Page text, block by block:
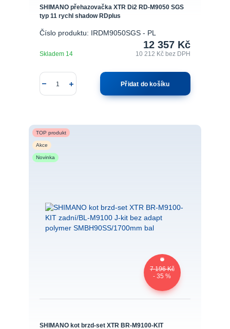
SHIMANO přehazovačka XTR Di2 RD-M9050 SGS
typ 11 rychl shadow RDplus
Číslo produktu: IRDM9050SGS - PL
12 357 Kč
10 212 Kč bez DPH
Skladem 14
Přidat do košíku
TOP produkt
Akce
Novinka
7 196 Kč
- 35 %
SHIMANO kot brzd-set XTR BR-M9100-KIT